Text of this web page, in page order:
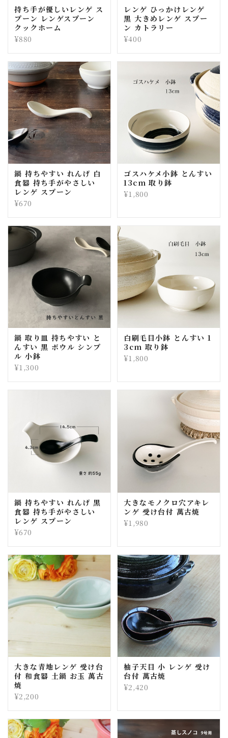
持ち手が優しいレンゲ ス
プーン レンゲスプーン
クックホーム
¥880
レンゲ ひっかけレンゲ
黒 大きめレンゲ スプー
ン カトラリー
¥400
鍋 持ちやすい れんげ 白
食器 持ち手がやさしい
レンゲ スプーン
¥670
ゴスハケメ小鉢 とんすい
13cm 取り鉢
¥1,800
鍋 取り皿 持ちやすい と
んすい 黒 ボウル シンプ
ル 小鉢
¥1,300
白刷毛目小鉢 とんすい 1
3cm 取り鉢
¥1,800
鍋 持ちやすい れんげ 黒
食器 持ち手がやさしい
レンゲ スプーン
¥670
大きなモノクロ穴アキレ
ンゲ 受け台付 萬古焼
¥1,980
大きな青地レンゲ 受け台
付 和食器 土鍋 お玉 萬古
焼
¥2,200
柚子天目 小 レンゲ 受け
台付 萬古焼
¥2,420